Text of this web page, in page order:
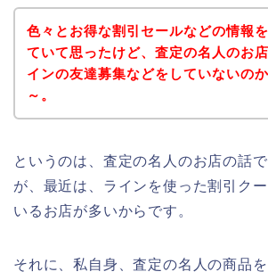
色々とお得な割引セールなどの情報
ていて思ったけど、査定の名人のお
インの友達募集などをしていないの
～。
というのは、査定の名人のお店の話
が、最近は、ラインを使った割引ク
いるお店が多いからです。
それに、私自身、査定の名人の商品